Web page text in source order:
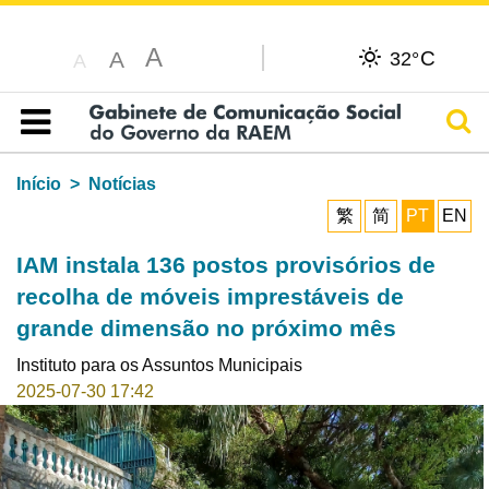
A A A 32°C
Índice
Início
Notícias
繁
简 PT EN
IAM instala 136 postos provisórios de
recolha de móveis imprestáveis de
grande dimensão no próximo mês
Instituto para os Assuntos Municipais
2025-07-30 17:42